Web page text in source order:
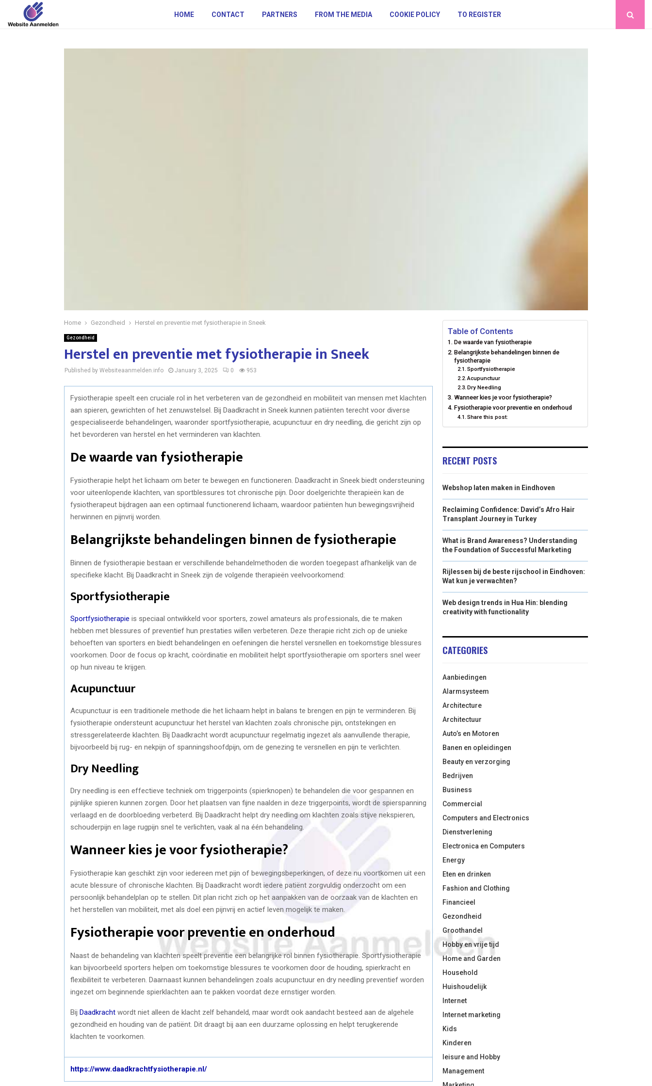
HOME CONTACT PARTNERS FROM THE MEDIA COOKIE POLICY TO REGISTER
Home Gezondheid Herstel en preventie met fysiotherapie in Sneek
Gezondheid
Herstel en preventie met fysiotherapie in Sneek
Published by Websiteaanmelden.info January 3, 2025 0 953
Fysiotherapie speelt een cruciale rol in het verbeteren van de gezondheid en mobiliteit van mensen met klachten
aan spieren, gewrichten of het zenuwstelsel. Bij Daadkracht in Sneek kunnen patiënten terecht voor diverse
gespecialiseerde behandelingen, waaronder sportfysiotherapie, acupunctuur en dry needling, die gericht zijn op
het bevorderen van herstel en het verminderen van klachten.
De waarde van fysiotherapie
Fysiotherapie helpt het lichaam om beter te bewegen en functioneren. Daadkracht in Sneek biedt ondersteuning
voor uiteenlopende klachten, van sportblessures tot chronische pijn. Door doelgerichte therapieën kan de
fysiotherapeut bijdragen aan een optimaal functionerend lichaam, waardoor patiënten hun bewegingsvrijheid
herwinnen en pijnvrij worden.
Belangrijkste behandelingen binnen de fysiotherapie
Binnen de fysiotherapie bestaan er verschillende behandelmethoden die worden toegepast afhankelijk van de
specifieke klacht. Bij Daadkracht in Sneek zijn de volgende therapieën veelvoorkomend:
Sportfysiotherapie
Sportfysiotherapie is speciaal ontwikkeld voor sporters, zowel amateurs als professionals, die te maken
hebben met blessures of preventief hun prestaties willen verbeteren. Deze therapie richt zich op de unieke
behoeften van sporters en biedt behandelingen en oefeningen die herstel versnellen en toekomstige blessures
voorkomen. Door de focus op kracht, coördinatie en mobiliteit helpt sportfysiotherapie om sporters snel weer
op hun niveau te krijgen.
Acupunctuur
Acupunctuur is een traditionele methode die het lichaam helpt in balans te brengen en pijn te verminderen. Bij
fysiotherapie ondersteunt acupunctuur het herstel van klachten zoals chronische pijn, ontstekingen en
stressgerelateerde klachten. Bij Daadkracht wordt acupunctuur regelmatig ingezet als aanvullende therapie,
bijvoorbeeld bij rug- en nekpijn of spanningshoofdpijn, om de genezing te versnellen en pijn te verlichten.
Dry Needling
Dry needling is een effectieve techniek om triggerpoints (spierknopen) te behandelen die voor gespannen en
pijnlijke spieren kunnen zorgen. Door het plaatsen van fijne naalden in deze triggerpoints, wordt de spierspanning
verlaagd en de doorbloeding verbeterd. Bij Daadkracht helpt dry needling om klachten zoals stijve nekspieren,
schouderpijn en lage rugpijn snel te verlichten, vaak al na één behandeling.
Wanneer kies je voor fysiotherapie?
Fysiotherapie kan geschikt zijn voor iedereen met pijn of bewegingsbeperkingen, of deze nu voortkomen uit een
acute blessure of chronische klachten. Bij Daadkracht wordt iedere patiënt zorgvuldig onderzocht om een
persoonlijk behandelplan op te stellen. Dit plan richt zich op het aanpakken van de oorzaak van de klachten en
het herstellen van mobiliteit, met als doel een pijnvrij en actief leven mogelijk te maken.
Fysiotherapie voor preventie en onderhoud
Naast de behandeling van klachten speelt preventie een belangrijke rol binnen fysiotherapie. Sportfysiotherapie
kan bijvoorbeeld sporters helpen om toekomstige blessures te voorkomen door de houding, spierkracht en
flexibiliteit te verbeteren. Daarnaast kunnen behandelingen zoals acupunctuur en dry needling preventief worden
ingezet om beginnende spierklachten aan te pakken voordat deze ernstiger worden.
Bij Daadkracht wordt niet alleen de klacht zelf behandeld, maar wordt ook aandacht besteed aan de algehele
gezondheid en houding van de patiënt. Dit draagt bij aan een duurzame oplossing en helpt terugkerende
klachten te voorkomen.
https://www.daadkrachtfysiotherapie.nl/
Table of Contents
De waarde van fysiotherapie
Belangrijkste behandelingen binnen de
fysiotherapie
Sportfysiotherapie
Acupunctuur
Dry Needling
Wanneer kies je voor fysiotherapie?
Fysiotherapie voor preventie en onderhoud
Share this post:
RECENT POSTS
Webshop laten maken in Eindhoven
Reclaiming Confidence: David’s Afro Hair
Transplant Journey in Turkey
What is Brand Awareness? Understanding
the Foundation of Successful Marketing
Rijlessen bij de beste rijschool in Eindhoven:
Wat kun je verwachten?
Web design trends in Hua Hin: blending
creativity with functionality
CATEGORIES
Aanbiedingen
Alarmsysteem
Architecture
Architectuur
Auto’s en Motoren
Banen en opleidingen
Beauty en verzorging
Bedrijven
Business
Commercial
Computers and Electronics
Dienstverlening
Electronica en Computers
Energy
Eten en drinken
Fashion and Clothing
Financieel
Gezondheid
Groothandel
Hobby en vrije tijd
Home and Garden
Household
Huishoudelijk
Internet
Internet marketing
Kids
Kinderen
leisure and Hobby
Management